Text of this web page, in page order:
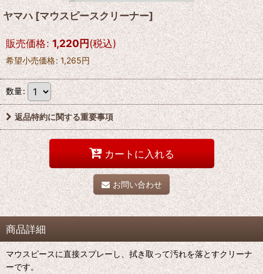
ヤマハ[マウスピースクリーナー]
販売価格: 1,220円(税込)
希望小売価格: 1,265円
数量:
返品特約に関する重要事項
カートに入れる
お問い合わせ
商品詳細
マウスピースに直接スプレーし、拭き取って汚れを落とすクリーナ
ーです。